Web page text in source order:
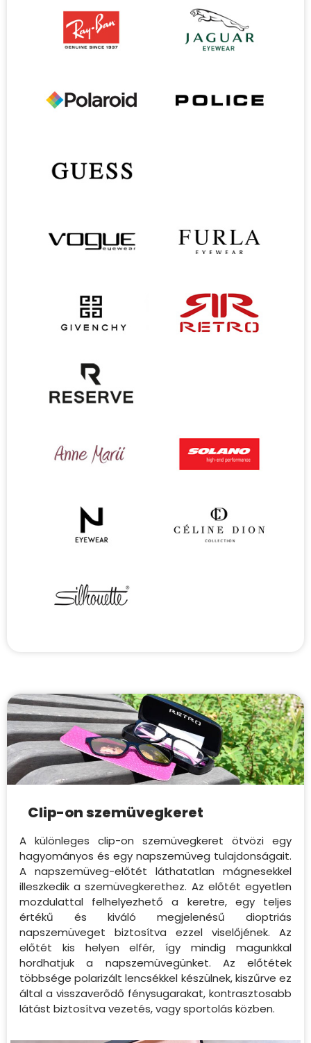
Clip-on szemüvegkeret
A különleges clip-on szemüvegkeret ötvözi egy
hagyományos és egy napszemüveg tulajdonságait.
A napszemüveg-előtét láthatatlan mágnesekkel
illeszkedik a szemüvegkerethez. Az előtét egyetlen
mozdulattal felhelyezhető a keretre, egy teljes
értékű és kiváló megjelenésű dioptriás
napszemüveget biztosítva ezzel viselőjének. Az
előtét kis helyen elfér, így mindig magunkkal
hordhatjuk a napszemüvegünket. Az előtétek
többsége polarizált lencsékkel készülnek, kiszűrve ez
által a visszaverődő fénysugarakat, kontrasztosabb
látást biztosítva vezetés, vagy sportolás közben.